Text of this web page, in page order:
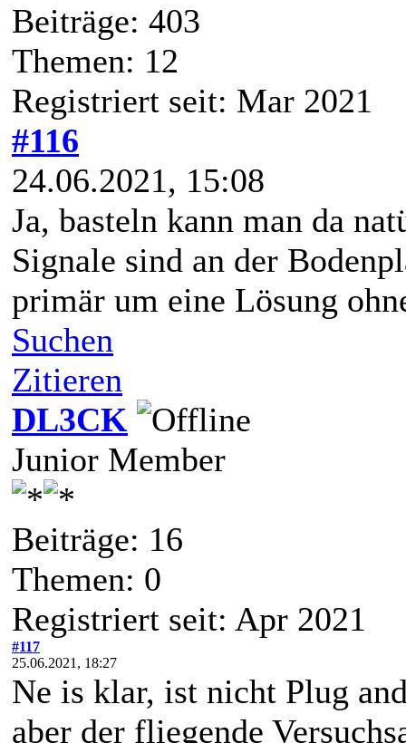
Beiträge: 403
Themen: 12
Registriert seit: Mar 2021
#116
24.06.2021, 15:08
Ja, basteln kann man da
Signale sind an der
primär um eine Lösung
Suchen
Zitieren
DL3CK
Junior Member
Beiträge: 16
Themen: 0
Registriert seit: Apr 2021
#117
25.06.2021, 18:27
Ne is klar, ist nicht Plug
aber der fliegende